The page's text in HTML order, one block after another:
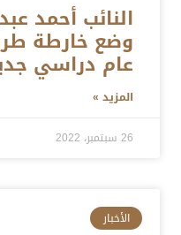
النائب أحمد
وضع خارطة
عام دراسي
المزيد »
26 سبتمبر، 2022
الأخبار